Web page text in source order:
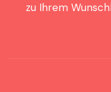
zu Ihrem